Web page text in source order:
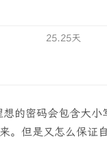
25.25天
的密码会包含大
。但是又怎么保证